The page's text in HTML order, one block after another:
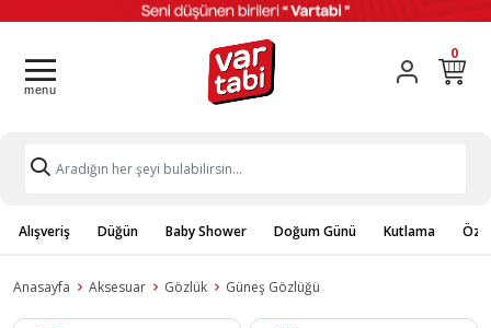
0
Alışveriş Düğün Baby Shower Doğum Günü Kutlama
Anasayfa Aksesuar Gözlük Güneş Gözlüğü